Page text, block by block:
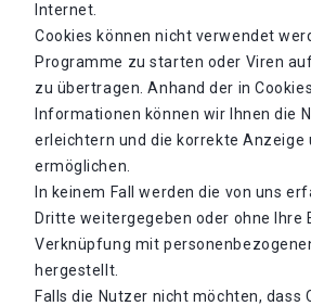
Internet.
Cookies können nicht verwendet
Programme zu starten oder Viren
zu übertragen. Anhand der in
Informationen können wir Ihnen die
erleichtern und die korrekte Anzeige
ermöglichen.
In keinem Fall werden die von uns
Dritte weitergegeben oder ohne Ihre
Verknüpfung mit
hergestellt.
Falls die Nutzer nicht möchten, dass